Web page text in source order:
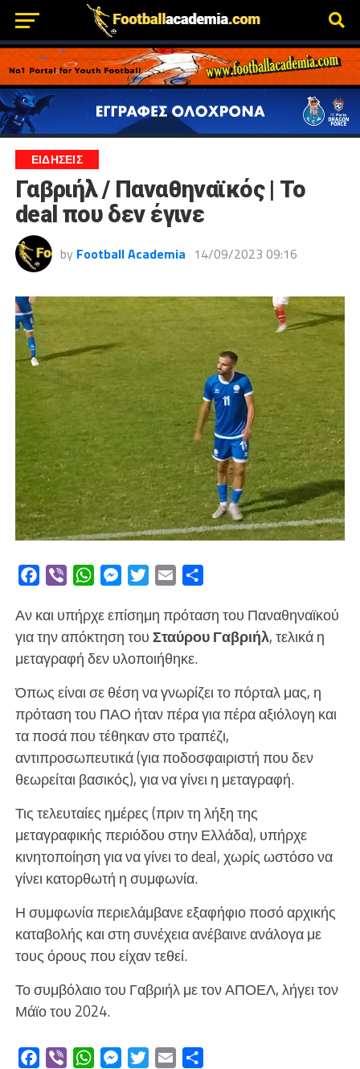
ΕΙΔΗΣΕΙΣ
Γαβριήλ / Παναθηναϊκός | Το
deal που δεν έγινε
by Football Academia 14/09/2023 09:16
Facebook
Viber WhatsAppMessengerTwitterEmail
Αν και υπήρχε επίσημη πρόταση του Παναθηναϊκού
για την απόκτηση τουΣταύρου Γαβριήλ, τελικά η
μεταγραφή δεν υλοποιήθηκε.
Όπως είναι σε θέση να γνωρίζει το πόρταλ μας, η
πρόταση του ΠΑΟ ήταν πέρα για πέρα αξιόλογη και
τα ποσά που τέθηκαν στο τραπέζι,
αντιπροσωπευτικά (για ποδοσφαιριστή που δεν
θεωρείται βασικός), για να γίνει η μεταγραφή.
Τις τελευταίες ημέρες (πριν τη λήξη της
μεταγραφικής περιόδου στην Ελλάδα), υπήρχε
κινητοποίηση για να γίνει το deal, χωρίς ωστόσο να
γίνει κατορθωτή η συμφωνία.
Η συμφωνία περιελάμβανε εξαφήφιο ποσό αρχικής
καταβολής και στη συνέχεια ανέβαινε ανάλογα με
τους όρους που είχαν τεθεί.
Το συμβόλαιο του Γαβριήλ με τον ΑΠΟΕΛ, λήγει τον
Μάϊο του 2024.
Facebook
Viber WhatsAppMessengerTwitterEmail